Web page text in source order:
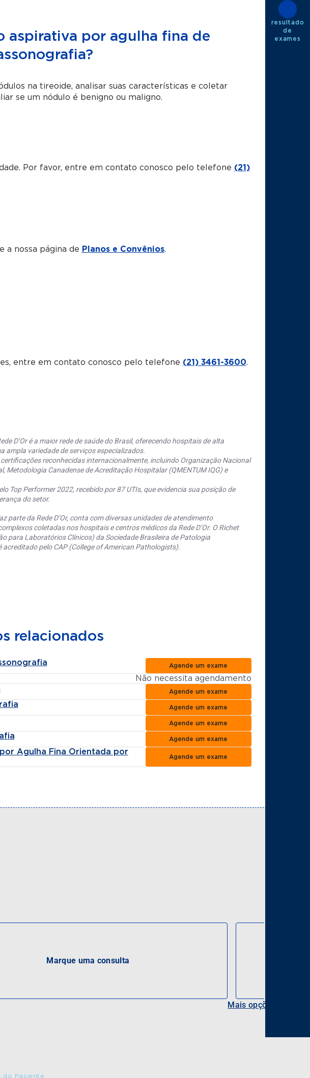
aspirativa por agulha fina de
na tireoide, analisar suas características e coletar
se um nódulo é benigno ou maligno.
Por favor, entre em contato conosco pelo telefone (21)
a nossa página de Planos e Convênios.
entre em contato conosco pelo telefone (21) 3461-3600.
D’Or é a maior rede de saúde do Brasil, oferecendo hospitais de alta
ampla variedade de serviços especializados.
reconhecidas internacionalmente, incluindo Organização Nacional
Canadense de Acreditação Hospitalar (QMENTUM IQG) e
Top Performer 2022, recebido por 87 UTIs, que evidencia sua posição de
do setor.
parte da Rede D’Or, conta com diversas unidades de atendimento
coletadas nos hospitais e centros médicos da Rede D’Or. O Richet
para Laboratórios Clínicos) da Sociedade Brasileira de Patologia
pelo CAP (College of American Pathologists).
relacionados
Agende um exame
Não necessita agendamento
Agende um exame
Agende um exame
Agende um exame
Agende um exame
Agulha Fina Orientada por
Agende um exame
Marque uma consulta
Mais opções
resultado
de
exames
do Paciente